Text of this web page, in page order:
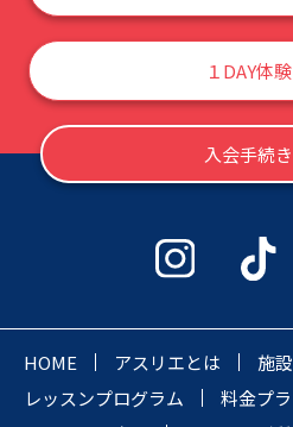
１DAY体験
入会手続き
HOME アスリエとは
施設
レッスンプログラム
料金プ